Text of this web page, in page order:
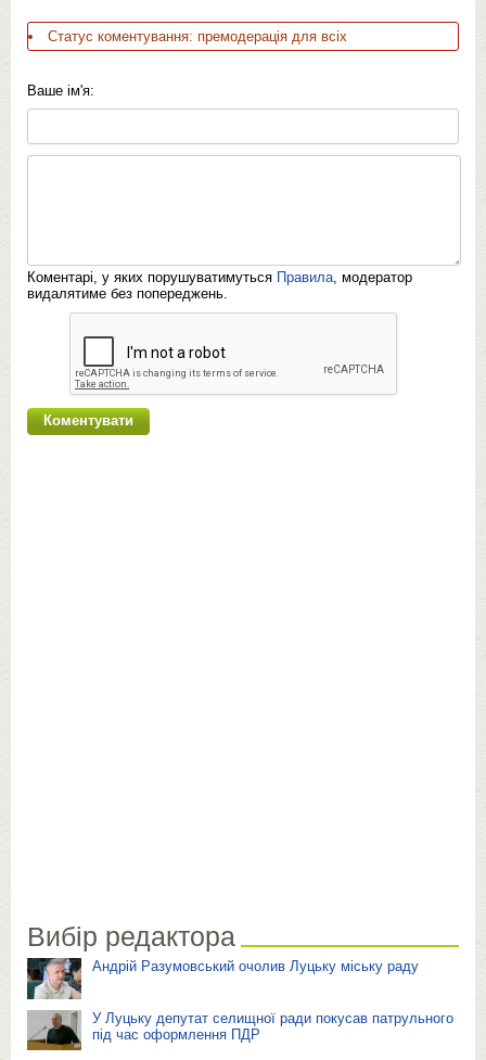
Статус коментування: премодерація для всіх
Ваше ім'я:
Коментарі, у яких порушуватимуться Правила, модератор
видалятиме без попереджень.
Вибір редактора
Андрій Разумовський очолив Луцьку міську раду
У Луцьку депутат селищної ради покусав патрульного
під час оформлення ПДР